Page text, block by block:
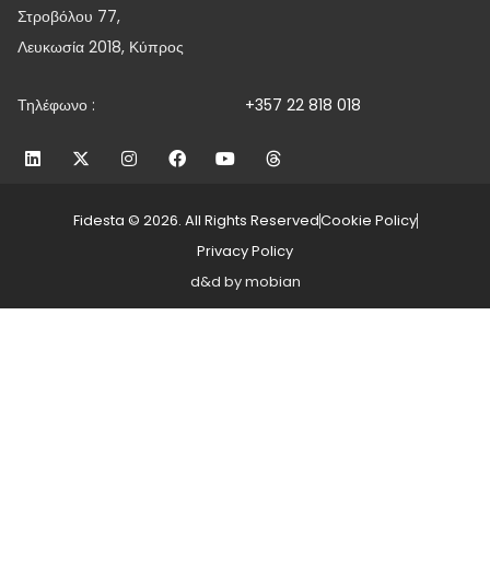
Στροβόλου 77,
Λευκωσία 2018, Κύπρος
Τηλέφωνο : +357 22 818 018
Fidesta © 2026. All Rights ReservedCookie Policy
Privacy Policy
d&d by mobian